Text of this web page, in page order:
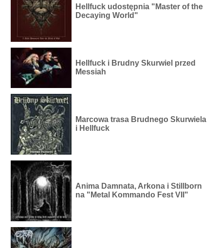
Hellfuck udostępnia "Master of the
Decaying World"
Hellfuck i Brudny Skurwiel przed
Messiah
Marcowa trasa Brudnego Skurwiela
i Hellfuck
Anima Damnata, Arkona i Stillborn
na "Metal Kommando Fest VII"